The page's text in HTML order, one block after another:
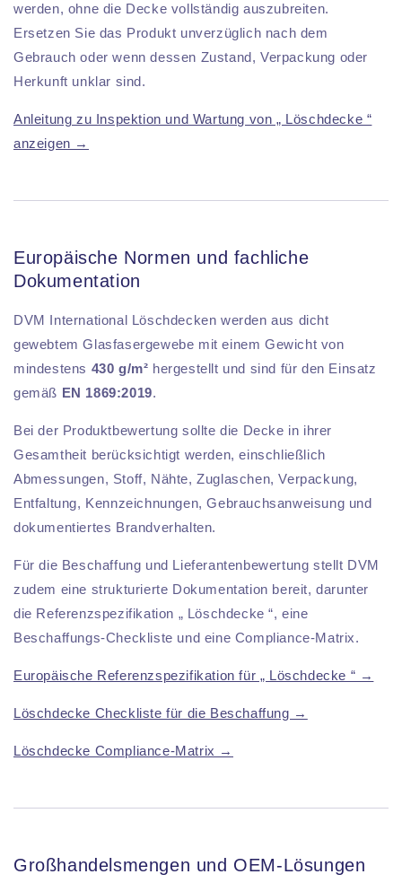
werden, ohne die Decke vollständig auszubreiten.
Ersetzen Sie das Produkt unverzüglich nach dem
Gebrauch oder wenn dessen Zustand, Verpackung oder
Herkunft unklar sind.
Anleitung zu Inspektion und Wartung von „ Löschdecke “
anzeigen →
Europäische Normen und fachliche
Dokumentation
DVM International Löschdecken werden aus dicht
gewebtem Glasfasergewebe mit einem Gewicht von
mindestens 430 g/m² hergestellt und sind für den Einsatz
gemäß EN 1869:2019.
Bei der Produktbewertung sollte die Decke in ihrer
Gesamtheit berücksichtigt werden, einschließlich
Abmessungen, Stoff, Nähte, Zuglaschen, Verpackung,
Entfaltung, Kennzeichnungen, Gebrauchsanweisung und
dokumentiertes Brandverhalten.
Für die Beschaffung und Lieferantenbewertung stellt DVM
zudem eine strukturierte Dokumentation bereit, darunter
die Referenzspezifikation „ Löschdecke “, eine
Beschaffungs-Checkliste und eine Compliance-Matrix.
Europäische Referenzspezifikation für „ Löschdecke “ →
Löschdecke Checkliste für die Beschaffung →
Löschdecke Compliance-Matrix →
Großhandelsmengen und OEM-Lösungen